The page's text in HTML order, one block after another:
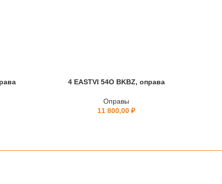
4 EASTVI 54O BKBZ, оправа
Оправы
11 800,00₽